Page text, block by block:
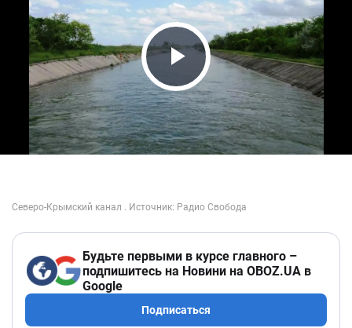
Play Video
Будьте первыми в курсе главного –
подпишитесь на Новини на OBOZ.UA в
Google
Подписаться